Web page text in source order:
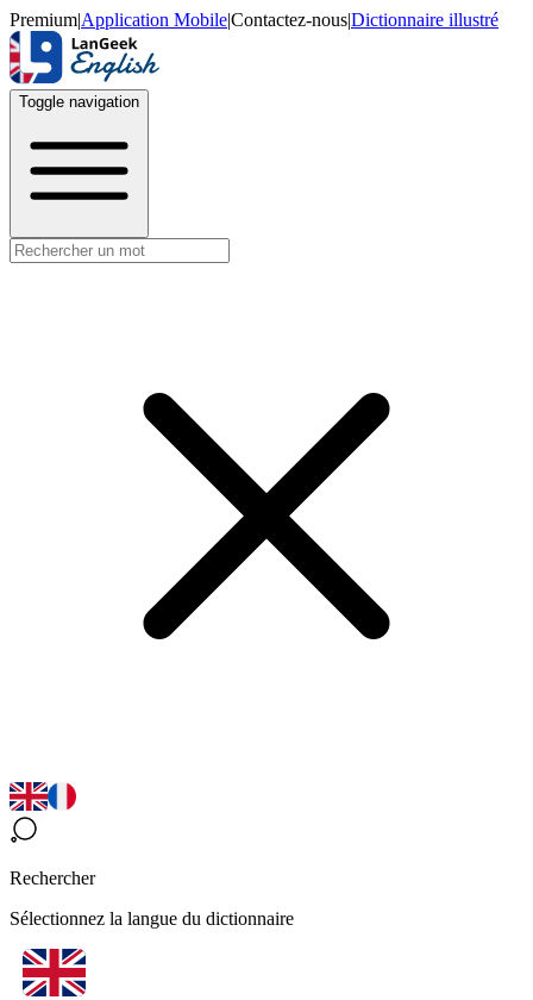
Premium|Application Mobile|Contactez-nous|Dictionnaire illustré
Toggle navigation
Rechercher
Sélectionnez la langue du dictionnaire